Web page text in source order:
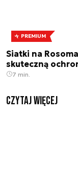
PREMIUM
Siatki na
skuteczną
7 min.
czytaj więcej